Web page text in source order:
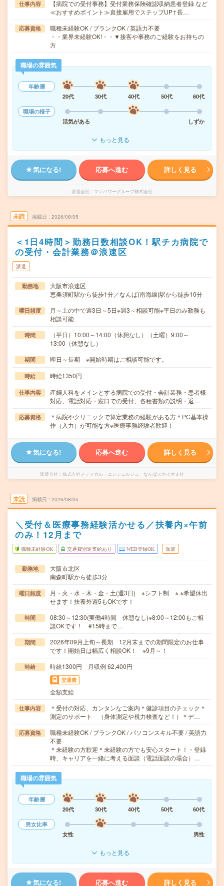
仕事内容
【病院での受付事務】受付業務保険確認収納患者登録 など
≪おすすめポイント≫直接雇用でステップUP↑長…
応募資格
職種未経験OK / ブランクOK / 英語力不要
・・業界未経験OK!・・▼接客や事務のご経験をお持ちの
方
職場の雰囲気
年齢層
20代
30代 40代 50代
60代
職場の様子
活気がある
しずか
もっと見る
気になる! 応募へ進む 詳しく見る
派遣会社 マンパワーグループ株式会社
未読 掲載日 2026/08/05
＜1日4時間＞勤務日数相談OK！駅チカ病院で
の受付・会計業務＠浪速区
派遣
勤務地
大阪市浪速区
恵美須町駅から徒歩1分／なんば(南海線)駅から徒歩10分
曜日頻度
月～土の中で週3日～5日※週3～相談可能※平日のみ勤務も
相談可能
時間
（平日）10:00～14:00（休憩なし）（土曜）9:00～
13:00（休憩なし）
期間 即日～長期 ※開始時期はご相談可能です。
時給 時給1350円
仕事内容
産婦人科をメインとする病院での受付・会計業務・患者様
対応、電話対応・窓口での受付、各種書類の説明・返…
応募資格
＊病院やクリニックで算定業務の経験がある方＊PC基本操
作（入力）が可能な方※医療事務経験者歓迎！
気になる! 応募へ進む 詳しく見る
派遣会社 株式会社メディカル・コンシェルジュ なんばスカイオ支社
未読 掲載日 2026/08/05
＼受付＆医療事務経験活かせる／扶養内×午前
のみ！12月まで
職種未経験OK 交通費別途支給あり WEB登録OK 派遣
勤務地
大阪市北区
南森町駅から徒歩3分
曜日頻度
月・火・水・木・金・土(週3日) ※シフト制 ※ ※希望休出
せます！扶養外週5もOKです！
時間
08:30～12:30(実働4時間 休憩なし)※8:00～12:00もご相
談OKです！ #15時まで…
期間
2026年09月上旬～長期 12月末までの期間限定のお仕事
です！開始日は幅広く相談OK！ ※9月～！
時給 時給1300円 月収例 62,400円
交通費
全額支給
仕事内容
＊受付の対応、カンタンなご案内＊健診項目のチェック＊
測定のサポート （身体測定や視力検査など！）＊デ…
応募資格
職種未経験OK / ブランクOK / パソコンスキル不要 / 英語力
不要
＊未経験の方歓迎＊未経験の方でも安心スタート！・登録
時、キャリアを一緒に考える面談（電話面談の場合）…
職場の雰囲気
年齢層
20代
30代 40代 50代
60代
男女比率
女性
男性
もっと見る
気になる! 応募へ進む 詳しく見る